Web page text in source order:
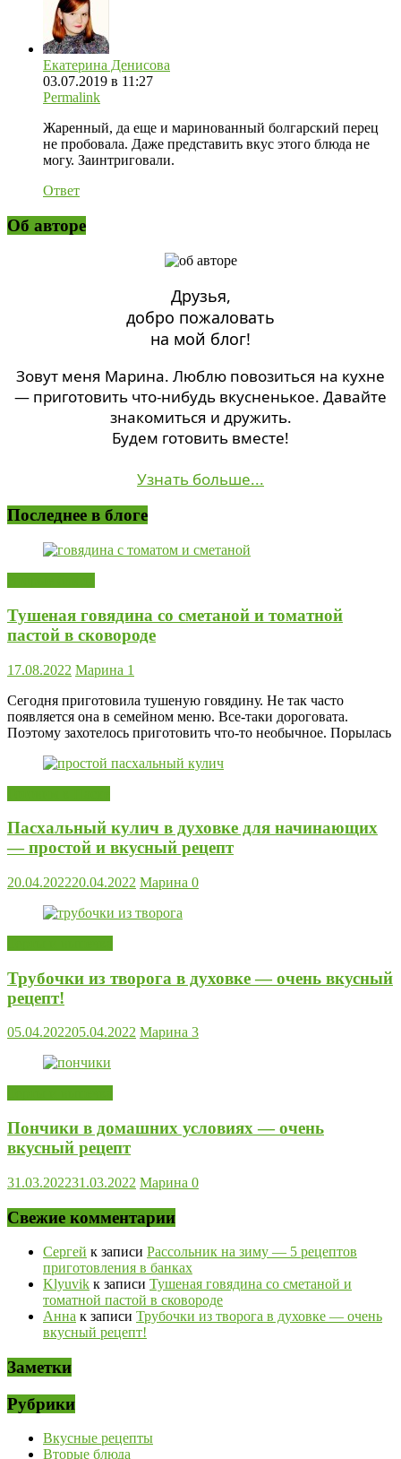
Екатерина Денисова
03.07.2019 в 11:27
Permalink
Жаренный, да еще и маринованный болгарский перец
не пробовала. Даже представить вкус этого блюда не
могу. Заинтриговали.
Ответ
Об авторе
Друзья,
добро пожаловать
на мой блог!
Зовут меня Марина. Люблю повозиться на кухне
— приготовить что-нибудь вкусненькое. Давайте
знакомиться и дружить.
Будем готовить вместе!
Узнать больше...
Последнее в блоге
Тушеная говядина со сметаной и томатной
пастой в сковороде
17.08.2022 Марина 1
Сегодня приготовила тушеную говядину. Не так часто
появляется она в семейном меню. Все-таки дороговата.
Поэтому захотелось приготовить что-то необычное. Порылась
Пасхальный кулич в духовке для начинающих
— простой и вкусный рецепт
20.04.202220.04.2022 Марина 0
Трубочки из творога в духовке — очень вкусный
рецепт!
05.04.202205.04.2022 Марина 3
Пончики в домашних условиях — очень
вкусный рецепт
31.03.202231.03.2022 Марина 0
Свежие комментарии
Сергей к записи Рассольник на зиму — 5 рецептов
приготовления в банках
Klyuvik к записи Тушеная говядина со сметаной и
томатной пастой в сковороде
Анна к записи Трубочки из творога в духовке — очень
вкусный рецепт!
Заметки
Рубрики
Вкусные рецепты
Вторые блюда